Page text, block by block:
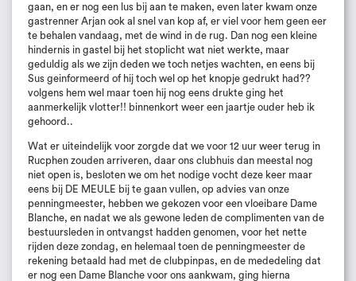
gaan, en er nog een lus bij aan te maken, even later kwam onze
gastrenner Arjan ook al snel van kop af, er viel voor hem geen eer
te behalen vandaag, met de wind in de rug. Dan nog een kleine
hindernis in gastel bij het stoplicht wat niet werkte, maar
geduldig als we zijn deden we toch netjes wachten, en eens bij
Sus geinformeerd of hij toch wel op het knopje gedrukt had??
volgens hem wel maar toen hij nog eens drukte ging het
aanmerkelijk vlotter!! binnenkort weer een jaartje ouder heb ik
gehoord..
Wat er uiteindelijk voor zorgde dat we voor 12 uur weer terug in
Rucphen zouden arriveren, daar ons clubhuis dan meestal nog
niet open is, besloten we om het nodige vocht deze keer maar
eens bij DE MEULE bij te gaan vullen, op advies van onze
penningmeester, hebben we gekozen voor een vloeibare Dame
Blanche, en nadat we als gewone leden de complimenten van de
bestuursleden in ontvangst hadden genomen, voor het nette
rijden deze zondag, en helemaal toen de penningmeester de
rekening betaald had met de clubpinpas, en de mededeling dat
er nog een Dame Blanche voor ons aankwam, ging hierna